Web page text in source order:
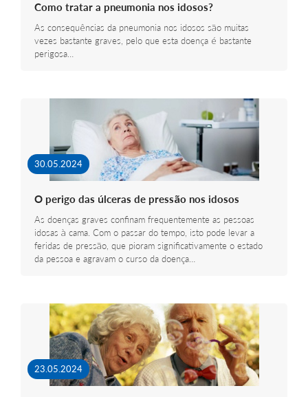
Como tratar a pneumonia nos idosos?
As consequências da pneumonia nos idosos são muitas
vezes bastante graves, pelo que esta doença é bastante
perigosa…
30.05.2024
O perigo das úlceras de pressão nos idosos
As doenças graves confinam frequentemente as pessoas
idosas à cama. Com o passar do tempo, isto pode levar a
feridas de pressão, que pioram significativamente o estado
da pessoa e agravam o curso da doença…
23.05.2024